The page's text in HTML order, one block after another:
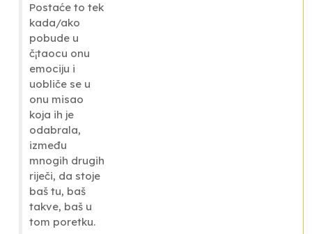
Postaće to tek
kada/ako
pobude u
č¡taocu onu
emociju i
uobliče se u
onu misao
koja ih je
odabrala,
između
mnogih drugih
riječi, da stoje
baš tu, baš
takve, baš u
tom poretku.